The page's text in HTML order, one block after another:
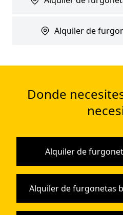
Alquiler de
Donde
Alquiler de
Alquiler de furgonetas